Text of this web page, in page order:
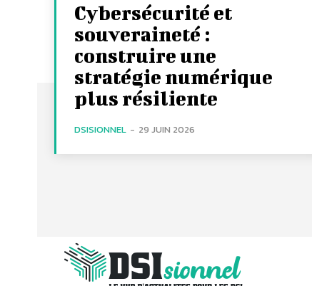
Cybersécurité et
souveraineté :
construire une
stratégie numérique
plus résiliente
DSISIONNEL - 29 JUIN 2026